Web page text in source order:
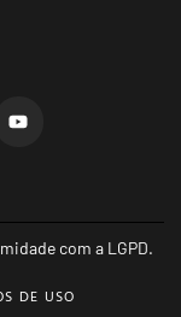
com a LGPD.
DE USO